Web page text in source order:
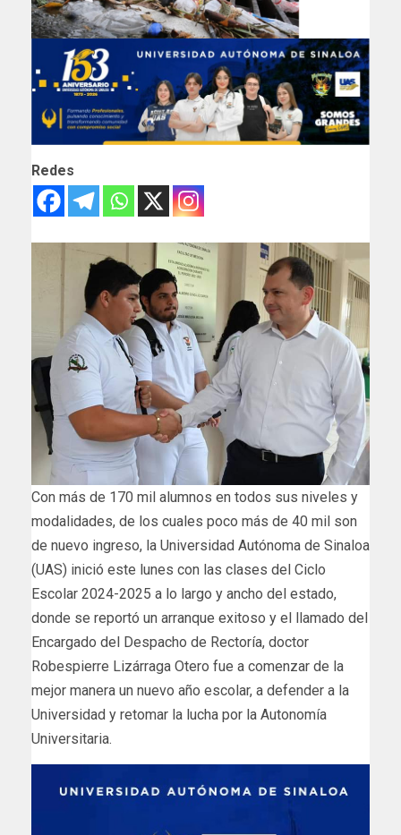
Redes
Con más de 170 mil alumnos en todos sus niveles y
modalidades, de los cuales poco más de 40 mil son
de nuevo ingreso, la Universidad Autónoma de Sinaloa
(UAS) inició este lunes con las clases del Ciclo
Escolar 2024-2025 a lo largo y ancho del estado,
donde se reportó un arranque exitoso y el llamado del
Encargado del Despacho de Rectoría, doctor
Robespierre Lizárraga Otero fue a comenzar de la
mejor manera un nuevo año escolar, a defender a la
Universidad y retomar la lucha por la Autonomía
Universitaria.